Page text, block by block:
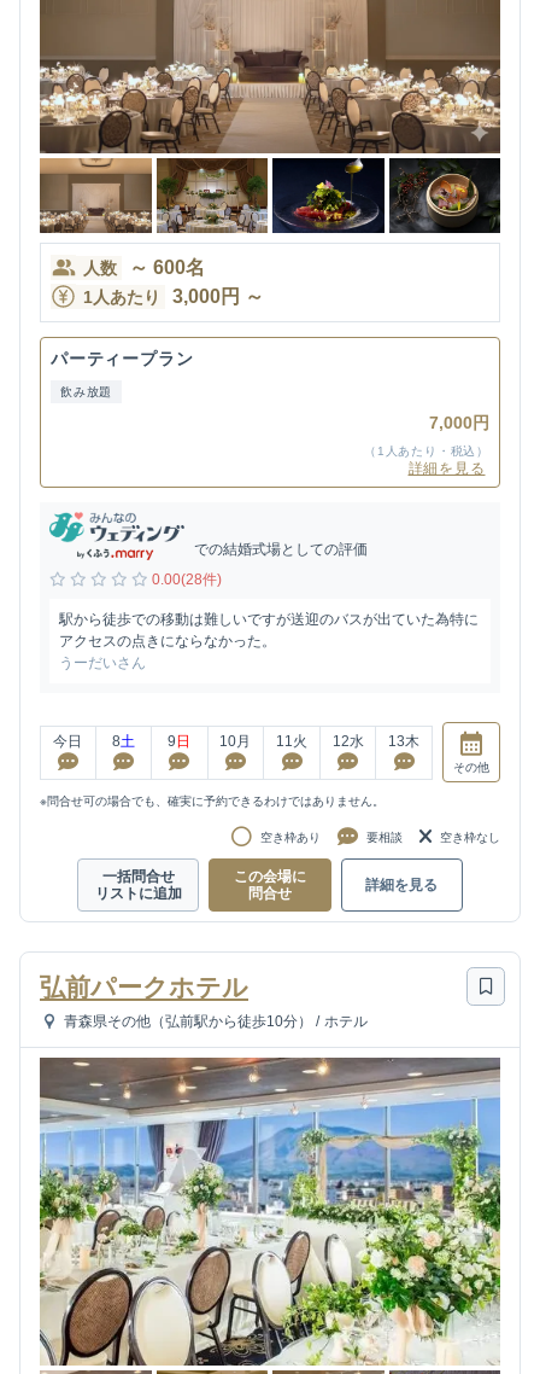
人数 ～ 600名
1人あたり 3,000円 ～
パーティープラン
飲み放題
7,000円
（1人あたり・税込）
詳細を見る
での結婚式場としての評価
0.00(28件)
駅から徒歩での移動は難しいですが送迎のバスが出ていた為特に
アクセスの点きにならなかった。
うーだいさん
今日 8土 9 日 10月 11火 12水 13木
その他
※問合せ可の場合でも、確実に予約できるわけではありません。
空き枠あり 要相談 空き枠なし
一括問合せ
リストに追加
この会場に
問合せ
詳細を見る
弘前パークホテル
青森県その他（弘前駅から徒歩10分） / ホテル